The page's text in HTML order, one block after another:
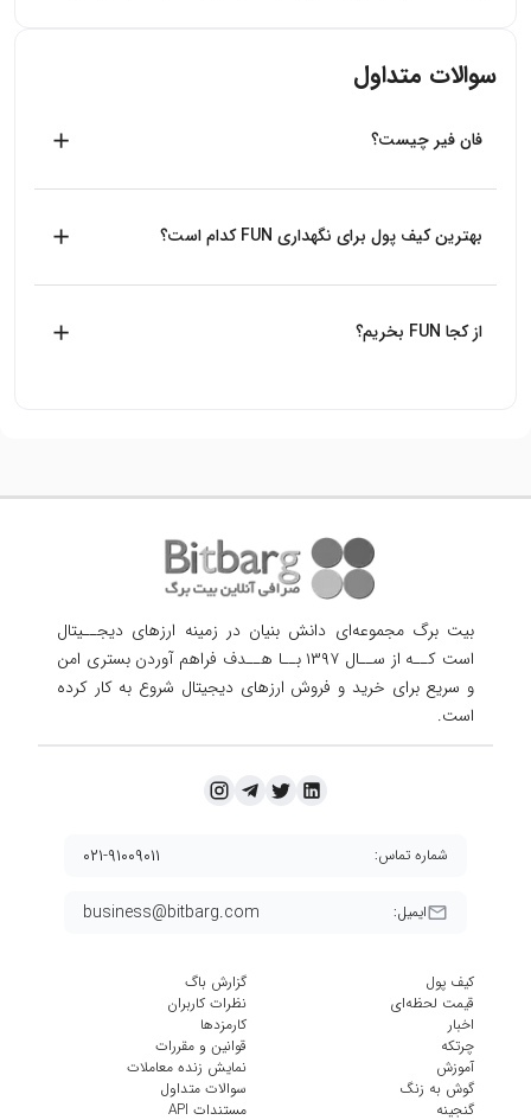
سوالات متداول
فان فیر چیست؟
فان فیر با نماد FUN یکی از انواع ارزهای دیجیتال است که
بستر بلاکچین ETH قرار دارد.
بهترین کیف پول برای نگهداری FUN کدام است؟
از بین کیف پول هایی که ارز FUN را پشتیبانی می‌کنند، کیف پول
میکنیم از آن استفاده کنید.
از کجا FUN بخریم؟
بیت برگ مجموعه‌ای دانش بنیان در زمینه ارزهای دیجــیتال
است کــه از ســال ۱۳۹۷ بــا هــدف فراهم آوردن
بستری امن
و سریع برای خرید و فروش ارزهای دیجیتال شروع به کار کرده
است.
ایمیل: business@bitbarg.com
شماره تماس: ۰۲۱-۹۱۰۰۹۰۱۱
کیف پول
قیمت لحظه‌ای
اخبار
چرتکه
آموزش
گوش به زنگ
گنجینه
گزارش باگ
نظرات کاربران
کارمزد‌ها
قوانین و مقررات
نمایش زنده معاملات
سوالات متداول
مستندات API